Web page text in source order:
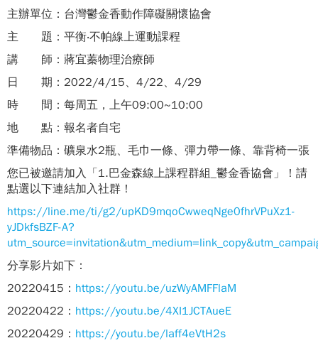
主辦單位：台灣鬱金香動作障礙關懷協會
主 題：平衡‧不帕線上運動課程
講 師：蔣宜蓁物理治療師
日 期：2022/4/15、4/22、4/29
時 間：每周五，上午09:00~10:00
地 點：報名者自宅
準備物品：礦泉水2瓶、毛巾一條、彈力帶一條、靠背椅一張
您已被邀請加入「1.巴金森線上課程群組_鬱金香協會」！請
點選以下連結加入社群！
https://line.me/ti/g2/upKD9mqoCwweqNge0fhrVPuXz1-
yJDkfsBZF-A?
分享影片如下：
20220415： https://youtu.be/uzWyAMFFlaM
20220422： https://youtu.be/4XI1JCTAueE
20220429： https://youtu.be/laff4eVtH2s